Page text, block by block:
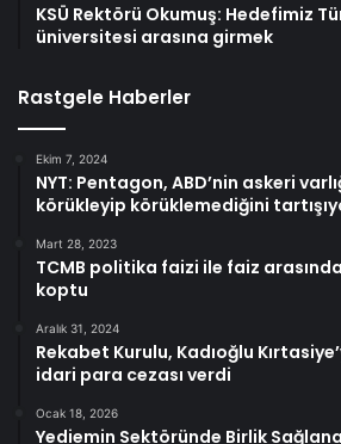
KSÜ Rektörü Okumuş: Hedefimiz
üniversitesi arasına girmek
Rastgele Haberler
Ekim 7, 2024
NYT: Pentagon, ABD’nin askeri
körükleyip körüklemediğini
Mart 28, 2023
TCMB politika faizi ile faiz
koptu
Aralık 31, 2024
Rekabet Kurulu, Kadıoğlu
idari para cezası verdi
Ocak 18, 2026
Yediemin Sektöründe Birlik